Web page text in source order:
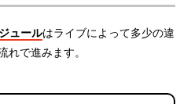
ュールはライブによって多少の違
れで進みます。